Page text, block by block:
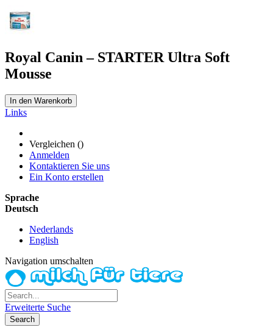
Royal Canin – STARTER Ultra Soft
Mousse
In den Warenkorb
Links
Vergleichen ()
Anmelden
Kontaktieren Sie uns
Ein Konto erstellen
Sprache
Deutsch
Nederlands
English
Navigation umschalten
Erweiterte Suche
Search